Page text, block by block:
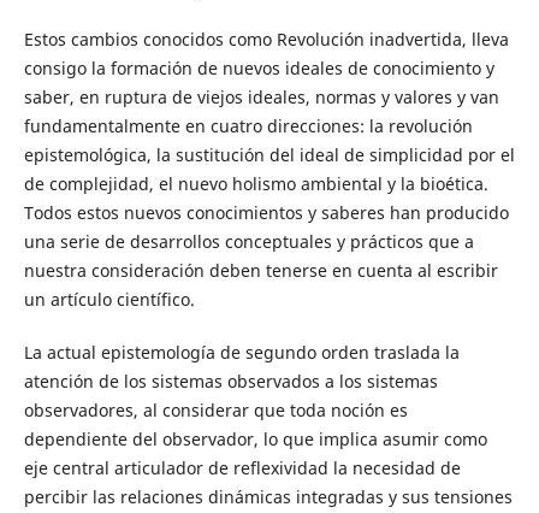
Estos cambios conocidos como Revolución inadvertida, lleva
consigo la formación de nuevos ideales de conocimiento y
saber, en ruptura de viejos ideales, normas y valores y van
fundamentalmente en cuatro direcciones: la revolución
epistemológica, la sustitución del ideal de simplicidad por el
de complejidad, el nuevo holismo ambiental y la bioética.
Todos estos nuevos conocimientos y saberes han producido
una serie de desarrollos conceptuales y prácticos que a
nuestra consideración deben tenerse en cuenta al escribir
un artículo científico.
La actual epistemología de segundo orden traslada la
atención de los sistemas observados a los sistemas
observadores, al considerar que toda noción es
dependiente del observador, lo que implica asumir como
eje central articulador de reflexividad la necesidad de
percibir las relaciones dinámicas integradas y sus tensiones